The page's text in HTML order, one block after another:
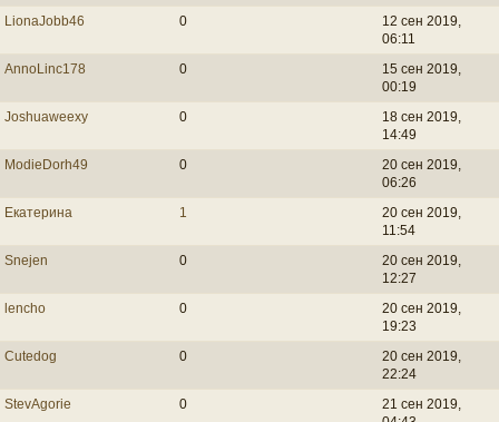
LionaJobb46
0
12 сен 2019,
06:11
AnnoLinc178
0
15 сен 2019,
00:19
Joshuaweexy
0
18 сен 2019,
14:49
ModieDorh49
0
20 сен 2019,
06:26
Екатерина
1
20 сен 2019,
11:54
Snejen
0
20 сен 2019,
12:27
lencho
0
20 сен 2019,
19:23
Cutedog
0
20 сен 2019,
22:24
StevAgorie
0
21 сен 2019,